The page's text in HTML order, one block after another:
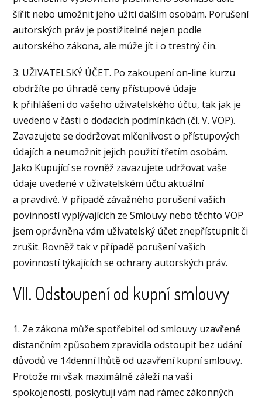
šířit nebo umožnit jeho užití dalším osobám. Porušení
autorských práv je postižitelné nejen podle
autorského zákona, ale může jít i o trestný čin.
3. UŽIVATELSKÝ ÚČET. Po zakoupení on-line kurzu
obdržíte po úhradě ceny přístupové údaje
k přihlášení do vašeho uživatelského účtu, tak jak je
uvedeno v části o dodacích podmínkách (čl. V. VOP).
Zavazujete se dodržovat mlčenlivost o přístupových
údajích a neumožnit jejich použití třetím osobám.
Jako Kupující se rovněž zavazujete udržovat vaše
údaje uvedené v uživatelském účtu aktuální
a pravdivé. V případě závažného porušení vašich
povinností vyplývajících ze Smlouvy nebo těchto VOP
jsem oprávněna vám uživatelský účet znepřístupnit či
zrušit. Rovněž tak v případě porušení vašich
povinností týkajících se ochrany autorských práv.
VII. Odstoupení od kupní smlouvy
1. Ze zákona může spotřebitel od smlouvy uzavřené
distančním způsobem zpravidla odstoupit bez udání
důvodů ve 14denní lhůtě od uzavření kupní smlouvy.
Protože mi však maximálně záleží na vaší
spokojenosti, poskytuji vám nad rámec zákonných